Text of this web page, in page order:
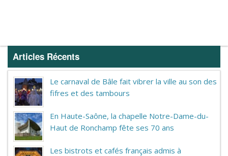
Articles Récents
Le carnaval de Bâle fait vibrer la ville au son des
fifres et des tambours
En Haute-Saône, la chapelle Notre-Dame-du-
Haut de Ronchamp fête ses 70 ans
Les bistrots et cafés français admis à